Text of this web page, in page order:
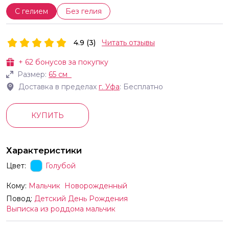
С гелием Без гелия
+ 62 бонусов за покупку
Размер: 65 см
Доставка в пределах г. Уфа: Бесплатно
4.9 (3) Читать отзывы
КУПИТЬ
Характеристики
Цвет: Голубой
Кому: Мальчик Новорожденный
Повод: Детский День Рождения
Выписка из роддома мальчик